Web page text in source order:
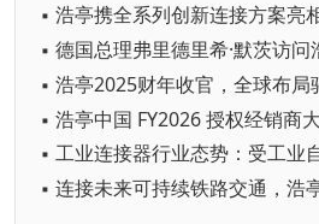
▪ 浩亭携全系列创新连接方案亮
▪ 德国总理弗里德里希·默茨访问
▪ 浩亭2025财年收官，全球布局
▪ 浩亭中国 FY2026 授权经销商